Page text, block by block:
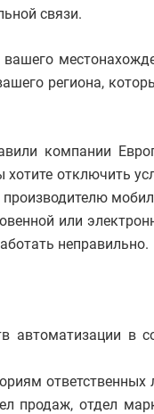
связи.
региона,
компании
отключить
или
неправильно.
в
продаж, отдел